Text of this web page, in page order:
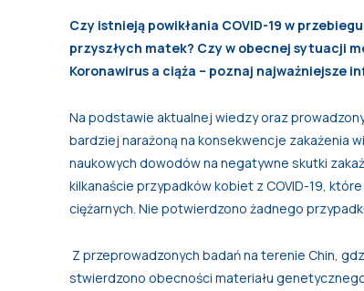
Czy istnieją powikłania COVID-19 w
przyszłych matek? Czy w obecnej sytuacji
Koronawirus a ciąża – poznaj najważniejsze
Na podstawie aktualnej wiedzy oraz
bardziej narażoną na konsekwencje zakażenia
naukowych dowodów na negatywne skutki
kilkanaście przypadków kobiet z COVID-19,
ciężarnych. Nie potwierdzono żadnego
Z przeprowadzonych badań na terenie Chin,
stwierdzono obecności materiału